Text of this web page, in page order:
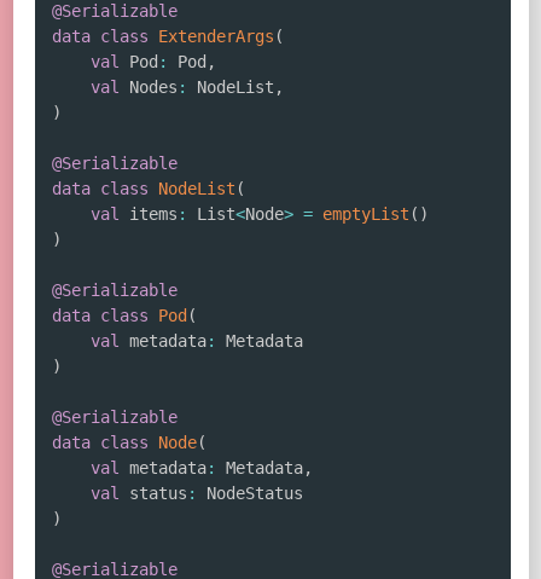
@Serializable
data class ExtenderArgs (
val Pod : Pod ,
val Nodes : NodeList ,
)
@Serializable
data class NodeList (
val items : List<Node> = emptyList ( )
)
@Serializable
data class Pod (
val metadata:
Metadata
)
@Serializable
data class Node(
val metadata: Metadata,
val status :
)
@Serializable